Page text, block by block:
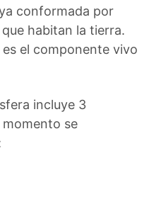
conformada por
habitan la tierra.
el componente vivo
incluye 3
momento se